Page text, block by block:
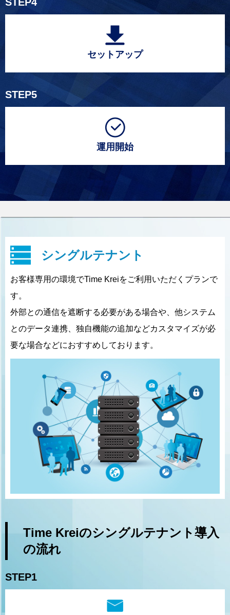
セットアップ
STEP5
運用開始
シングルテナント
お客様専用の環境でTime Kreiをご利用いただくプランで
す。
外部との通信を遮断する必要がある場合や、他システム
とのデータ連携、独自機能の追加などカスタマイズが必
要な場合などにおすすめしております。
Time Kreiのシングルテナント導入
の流れ
STEP1